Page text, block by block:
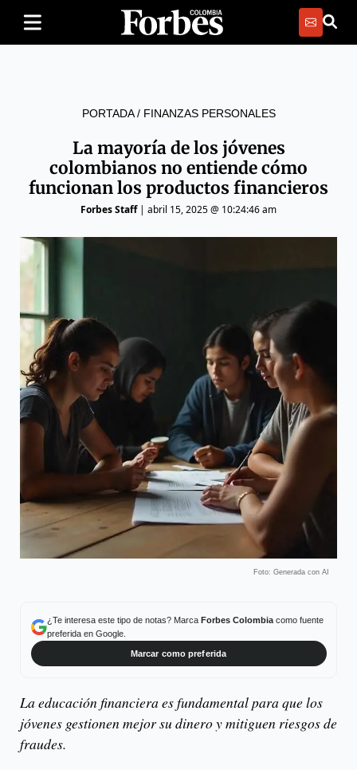
PORTADA/ FINANZAS PERSONALES
La mayoría de los jóvenes
colombianos no entiende cómo
funcionan los productos financieros
Forbes Staff| abril 15, 2025 @ 10:24:46 am
Foto: Generada con AI
¿Te interesa este tipo de notas? Marca Forbes Colombiacomo fuente
preferida en Google.
Marcar como preferida
La educación financiera es fundamental para que los
jóvenes gestionen mejor su dinero y mitiguen riesgos de
fraudes.